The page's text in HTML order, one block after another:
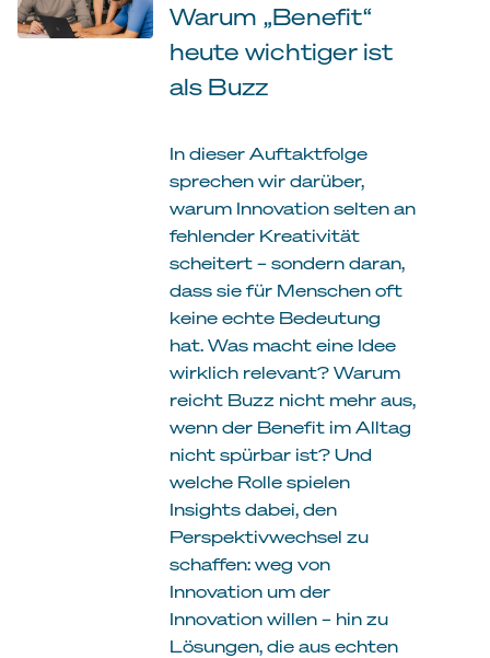
Warum „Benefit“
heute wichtiger ist
als Buzz
In dieser Auftaktfolge
sprechen wir darüber,
warum Innovation selten an
fehlender Kreativität
scheitert – sondern daran,
dass sie für Menschen oft
keine echte Bedeutung
hat. Was macht eine Idee
wirklich relevant? Warum
reicht Buzz nicht mehr aus,
wenn der Benefit im Alltag
nicht spürbar ist? Und
welche Rolle spielen
Insights dabei, den
Perspektivwechsel zu
schaffen: weg von
Innovation um der
Innovation willen – hin zu
Lösungen, die aus echten